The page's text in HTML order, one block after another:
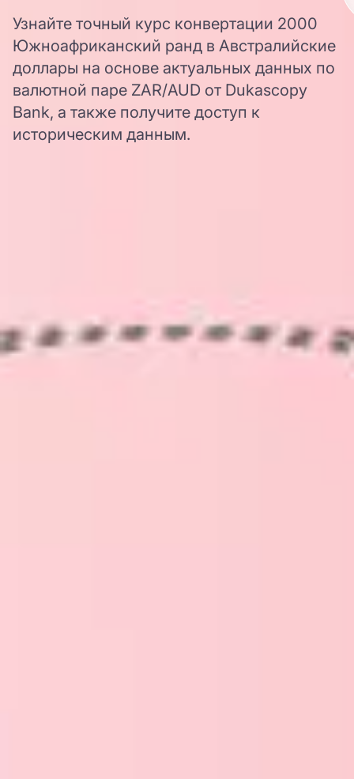
Узнайте точный курс конвертации 2000
Южноафриканский ранд в Австралийские
доллары на основе актуальных данных по
валютной паре ZAR/AUD от Dukascopy
Bank, а также получите доступ к
историческим данным.